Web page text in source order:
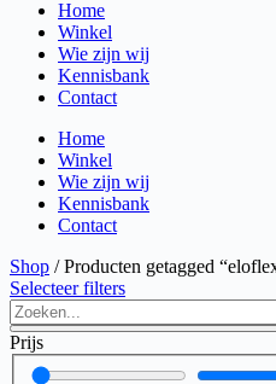
Home
Winkel
Wie zijn wij
Kennisbank
Contact
Home
Winkel
Wie zijn wij
Kennisbank
Contact
Shop / Producten getagged
Selecteer filters
Search
...
Prijs